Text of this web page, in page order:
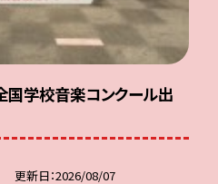
学校音楽コンクール出
更新日 2026/08/07